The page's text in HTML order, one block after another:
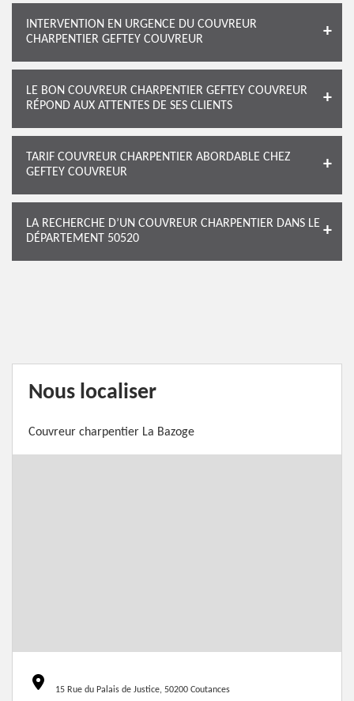
INTERVENTION EN URGENCE DU COUVREUR
CHARPENTIER GEFTEY COUVREUR
LE BON COUVREUR CHARPENTIER GEFTEY COUVREUR
RÉPOND AUX ATTENTES DE SES CLIENTS
TARIF COUVREUR CHARPENTIER ABORDABLE CHEZ
GEFTEY COUVREUR
LA RECHERCHE D’UN COUVREUR CHARPENTIER DANS LE
DÉPARTEMENT 50520
Nous localiser
Couvreur charpentier La Bazoge
15 Rue du Palais de Justice, 50200 Coutances